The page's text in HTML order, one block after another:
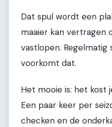
Dat spul wordt een
maaier kan vertragen
vastlopen. Regelmatig
voorkomt dat.
Het mooie is: het kost
Een paar keer per
checken en de